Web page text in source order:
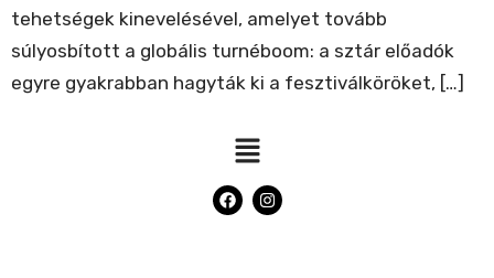
tehetségek kinevelésével, amelyet tovább
súlyosbított a globális turnéboom: a sztár előadók
egyre gyakrabban hagyták ki a fesztiválköröket, […]